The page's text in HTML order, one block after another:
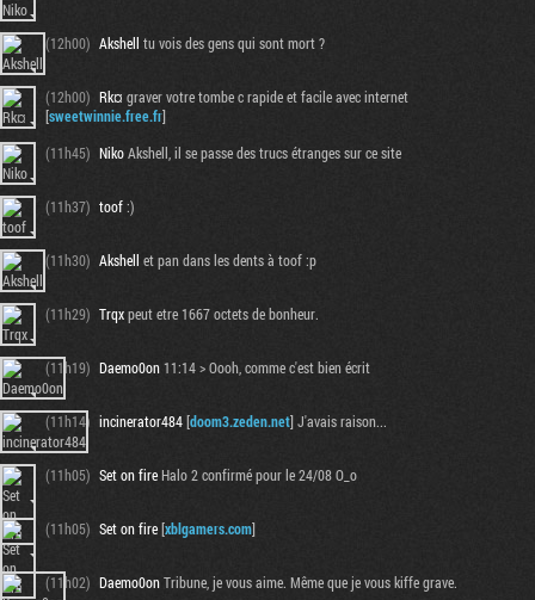
(12h00) Akshell tu vois des gens qui sont mort ?
(12h00) Rk¤ graver votre tombe c rapide et facile avec internet
[sweetwinnie.free.fr]
(11h45) NikoAkshell, il se passe des trucs étranges sur ce site
(11h37) toof:)
(11h30) Akshell et pan dans les dents à toof :p
(11h29) Trqxpeut etre 1667 octets de bonheur.
(11h19) Daemo0on11:14 > Oooh, comme c'est bien écrit
(11h14) incinerator484[doom3.zeden.net] J'avais raison...
(11h05) Set on fireHalo 2 confirmé pour le 24/08 O_o
(11h05) Set on fire[xblgamers.com]
(11h02) Daemo0onTribune, je vous aime. Même que je vous kiffe grave.